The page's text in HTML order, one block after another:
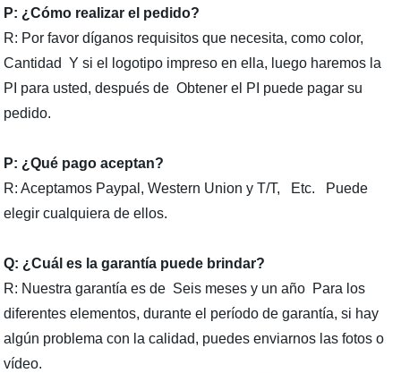
P: ¿Cómo realizar el pedido?
R: Por favor díganos requisitos que necesita, como color,
Cantidad Y si el logotipo impreso en ella, luego haremos la
PI para usted, después de Obtener el PI puede pagar su
pedido.
P: ¿Qué pago aceptan?
R: Aceptamos Paypal, Western Union y T/T, Etc. Puede
elegir cualquiera de ellos.
Q: ¿Cuál es la garantía puede brindar?
R: Nuestra garantía es de Seis meses y un año Para los
diferentes elementos, durante el período de garantía, si hay
algún problema con la calidad, puedes enviarnos las fotos o
vídeo.